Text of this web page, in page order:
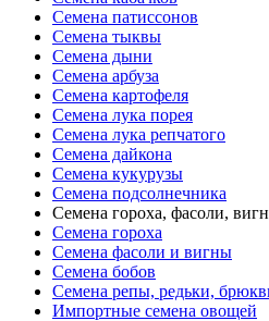
Семена патиссонов
Семена тыквы
Семена дыни
Семена арбуза
Семена картофеля
Семена лука порея
Семена лука репчатого
Семена дайкона
Семена кукурузы
Семена подсолнечника
Семена гороха, фасоли,
Семена гороха
Семена фасоли и вигны
Семена бобов
Семена репы, редьки,
Импортные семена овощей